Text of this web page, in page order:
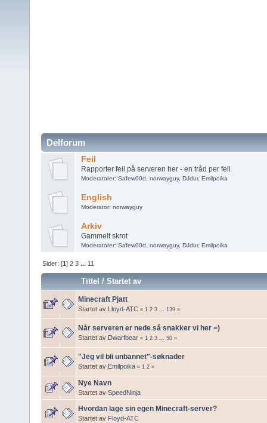
Delforum
Feil
Rapporter feil på serveren her - en tråd per feil
Moderatorer: Safew00d norwayguy, DJdur, Emilpoika
English
Moderator: norwayguy
Arkiv
Gammelt skrot
Moderatorer: Safew00d norwayguy, DJdur, Emilpoika
Sider: [1]2 3 ... 11
Tittel /Startet av
Minecraft Pjatt
Startet av Lloyd-ATC « 1 2 3 ... 139 »
Når serveren er nede så snakker vi her =)
Startet av Dwarfbear « 1 2 3 ... 50 »
"Jeg vil bli unbannet"-søknader
Startet av Emilpoika « 1 2 »
Nye Navn
Startet av SpeedNinja
Hvordan lage sin egen Minecraft-server?
Startet av Floyd-ATC